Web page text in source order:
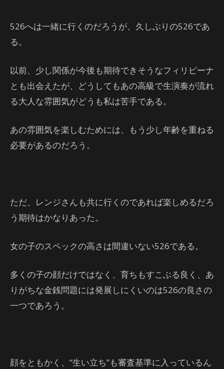
526へは一緒に行くのだろうが、久しぶりの526であ
る。
以前、少し関係が今後も期待できそうなフィリピーナ
とも出会えたが、どうしてもあの高級で生演奏が流れ
る大人な雰囲気がどうも私は苦手である。
あの雰囲気を楽しむためには、もう少し年齢を重ねる
必要があるのだろう。
ただ、レンジさんも共に行くのであれば楽しめるだろ
う期待はかなりあった。
女の子のスペックの高さは間違いない526である。
多くの子の顔だけではなく、育ちもすこぶる良く、あ
りがちな金銭問題には発展しにくいのは526の良さの
一つであろう。
顔をともかく、“生い立ち”も審査基準に入っているん